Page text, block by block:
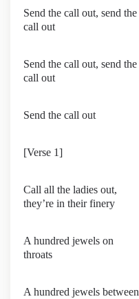
Send the call out, send the
call out
Send the call out, send the
call out
Send the call out
[Verse 1]
Call all the ladies out,
they’re in their finery
A hundred jewels on
throats
A hundred jewels between